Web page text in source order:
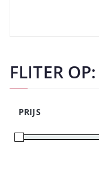
FLITER OP:
PRIJS